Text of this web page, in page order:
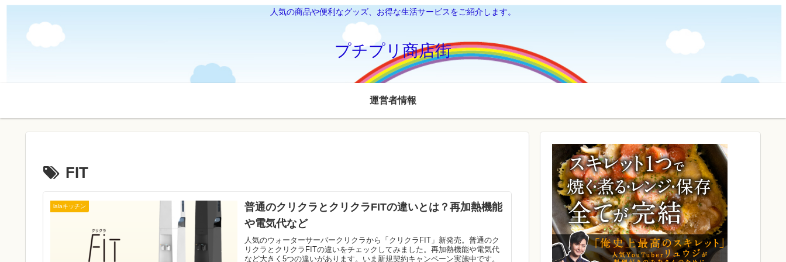
人気の商品や便利なグッズ、お得な生活サービスをご紹介します。
プチプリ商店街
運営者情報
FIT
lalaキッチン
普通のクリクラとクリクラFITの違いとは？再加熱機能
や電気代など
人気のウォーターサーバークリクラから「クリクラFIT」新発売。普通のク
リクラとクリクラFITの違いをチェックしてみました。再加熱機能や電気代
など大きく5つの違いがあります。いま新規契約キャンペーン実施中です。